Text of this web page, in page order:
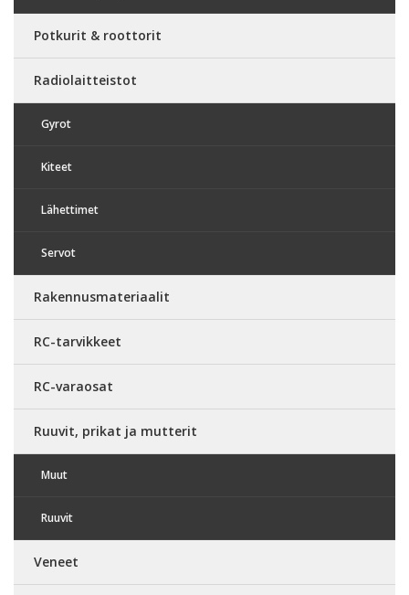
Potkurit & roottorit
Radiolaitteistot
Gyrot
Kiteet
Lähettimet
Servot
Rakennusmateriaalit
RC-tarvikkeet
RC-varaosat
Ruuvit, prikat ja mutterit
Muut
Ruuvit
Veneet